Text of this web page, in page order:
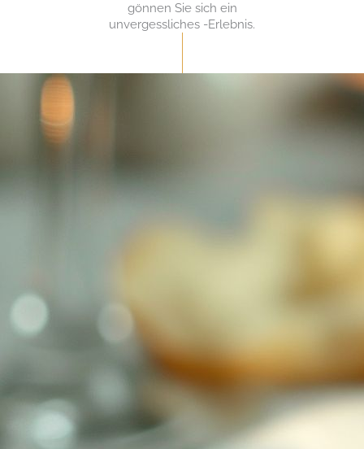
gönnen Sie sich ein
unvergessliches -Erlebnis.